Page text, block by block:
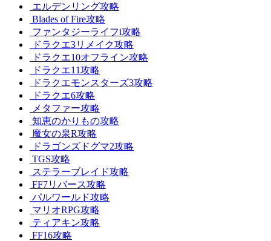
エルデンリング攻略
Blades of Fire攻略
ファンタジーライフi攻略
ドラクエ3リメイク攻略
ドラクエ10オフライン攻略
ドラクエ11攻略
ドラクエモンスターズ3攻略
ドラクエ6攻略
メタファー攻略
知恵のかりもの攻略
魔女の泉R攻略
ドラゴンズドグマ2攻略
TGS攻略
ステラーブレイド攻略
FF7リバース攻略
パルワールド攻略
マリオRPG攻略
ティアキン攻略
FF16攻略